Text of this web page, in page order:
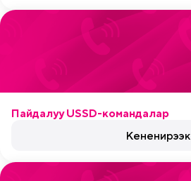
Пайдалуу USSD-командалар
Кененирээк